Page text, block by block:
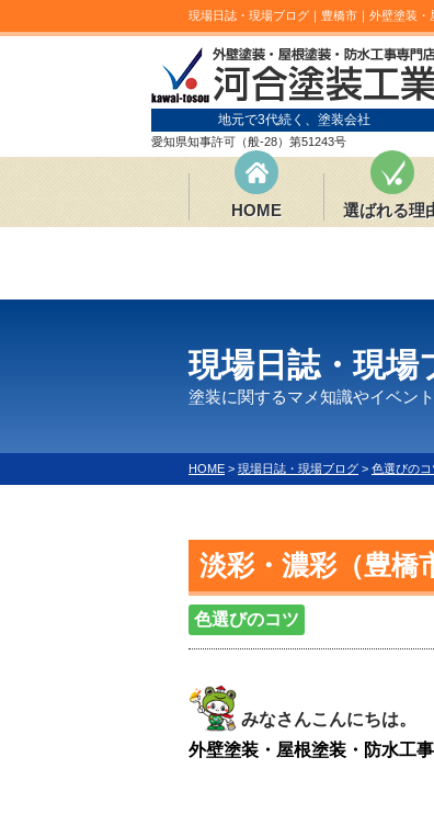
現場日誌・現場ブログ｜豊橋市｜外壁塗装
地元で3代続く、塗装会社
愛知県知事許可（般-28）第51243号
HOME 選ばれる理
現場日誌・現場
塗装に関するマメ知識やイベン
HOME > 現場日誌・現場ブログ > 色選びのコ
淡彩・濃彩（豊橋
色選びのコツ
みなさんこんにちは。
外壁塗装・屋根塗装・防水工